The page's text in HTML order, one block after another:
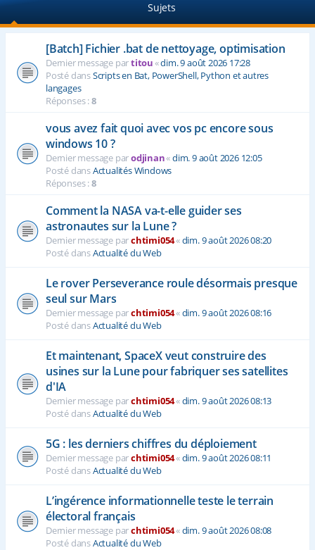
Sujets
[Batch] Fichier .bat de nettoyage, optimisation
Dernier message partitou«dim. 9 août 2026 17:28
Posté dansScripts en Bat, PowerShell, Python et autres
langages
Réponses :8
vous avez fait quoi avec vos pc encore sous
windows 10 ?
Dernier message parodjinan«dim. 9 août 2026 12:05
Posté dansActualités Windows
Réponses :8
Comment la NASA va-t-elle guider ses
astronautes sur la Lune ?
Dernier message parchtimi054«dim. 9 août 2026 08:20
Posté dansActualité du Web
Le rover Perseverance roule désormais presque
seul sur Mars
Dernier message parchtimi054«dim. 9 août 2026 08:16
Posté dansActualité du Web
Et maintenant, SpaceX veut construire des
usines sur la Lune pour fabriquer ses satellites
d'IA
Dernier message parchtimi054«dim. 9 août 2026 08:13
Posté dansActualité du Web
5G : les derniers chiffres du déploiement
Dernier message parchtimi054«dim. 9 août 2026 08:11
Posté dansActualité du Web
L’ingérence informationnelle teste le terrain
électoral français
Dernier message parchtimi054«dim. 9 août 2026 08:08
Posté dansActualité du Web